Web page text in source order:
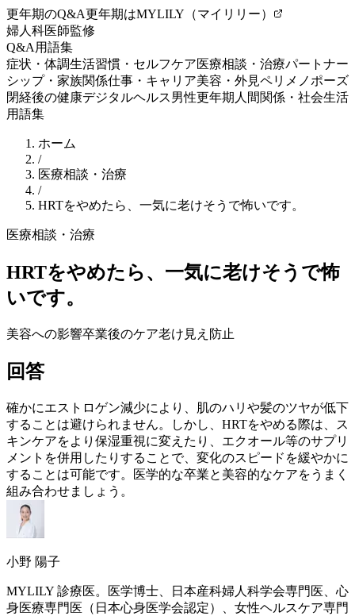
更年期のQ&A更年期はMYLILY（マイリリー）
婦人科医師監修
Q&A 用語集
症状・体調生活習慣・セルフケア医療相談・治療パートナー
シップ・家族関係仕事・キャリア美容・外見ペリメノポーズ
閉経後の健康デジタルヘルス男性更年期 人間関係・社会生活
用語集
ホーム
/
医療相談・治療
/
HRTをやめたら、一気に老けそうで怖いです。
医療相談・治療
HRTをやめたら、一気に老けそうで怖
いです。
美容への影響卒業後のケア老け見え防止
回答
確かにエストロゲン減少により、肌のハリや髪のツヤが低下
することは避けられません。しかし、 HRTをやめる際は、ス
キンケアをより保湿重視に変えたり、エクオール等のサプリ
メントを併用したりすることで、変化のスピードを緩やかに
することは可能です。医学的な卒業と美容的なケアをうまく
組み合わせましょう。
小野 陽子
MYLILY 診療医。医学博士、日本産科婦人科学会専門医、心
身医療専門医（日本心身医学会認定）、女性ヘルスケア専門